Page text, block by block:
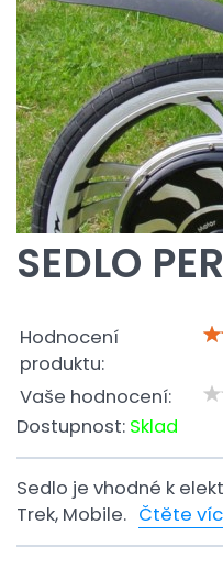
SEDLO
Hodnocení
produktu:
Vaše hodnocení:
Dostupnost: Sklad
Sedlo je vhodné k
Trek, Mobile. Čtěte